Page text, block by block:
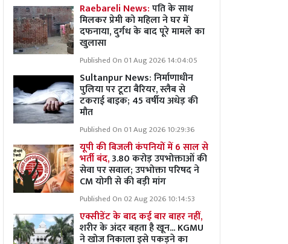
Raebareli News:पति के साथ
मिलकर प्रेमी को महिला ने घर में
दफनाया, दुर्गध के बाद पूरे मामले का
खुलासा
Published On 01 Aug 2026 14:04:05
Sultanpur News: निर्माणाधीन
पुलिया पर टूटा बैरियर, स्लैब से
टकराई बाइक; 45 वर्षीय अधेड़ की
मौत
Published On 01 Aug 2026 10:29:36
यूपी की बिजली कंपनियों में 6 साल से
भर्ती बंद,3.80 करोड़ उपभोक्ताओं की
सेवा पर सवाल; उपभोक्ता परिषद ने
CM योगी से की बड़ी मांग
Published On 02 Aug 2026 10:14:53
एक्सीडेंट के बाद कई बार बाहर नहीं,
शरीर के अंदर बहता है खून... KGMU
ने खोज निकाला इसे पकड़ने का